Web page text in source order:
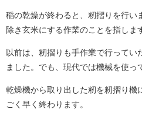
稲の乾燥が終わると、籾摺りを行い
除き玄米にする作業のことを指しま
以前は、籾摺りも手作業で行ってい
ました。でも、現代では機械を使っ
乾燥機から取り出した籾を籾摺り機
ごく早く終わります。